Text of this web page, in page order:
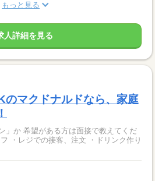
もっと見る
人詳細を見る
のマクドナルドなら、家庭
」か 希望がある方は面接で教えてくだ